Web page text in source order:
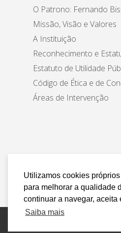
Utilizamos cookies
para melhorar a qualidade
continuar a navegar, aceita
Saiba mais
O Patrono: Fernando
Missão, Visão e Valores
A Instituição
Reconhecimento e
Estatuto de Utilidade
Código de Ética e de
Áreas de Intervenção
Política de Privacidade e
Todos os direitos